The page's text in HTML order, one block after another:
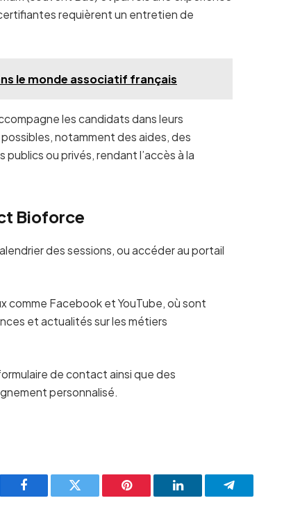
requièrent un entretien de
le monde associatif français
les candidats dans leurs
notamment des aides, des
ou privés, rendant l’accès à la
Bioforce
des sessions, ou accéder au portail
comme Facebook et YouTube, où sont
et actualités sur les métiers
de contact ainsi que des
personnalisé.
Facebook Twitter Pinterest LinkedIn Telegram